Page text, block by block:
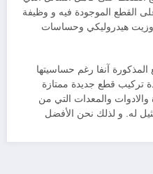
القطع الموجودة فيه و وظيفة
هيدروليكي وحساسات
آنفا رغم حساسيتها
تركيب قطع جديدة ممتازة
والادوات والمعدات التي من
له. و لذلك نحن الأفضل